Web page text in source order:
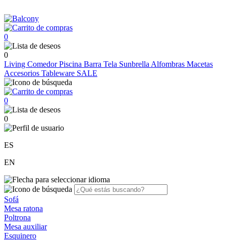
0
0
Living ComedorPiscina Barra Tela Sunbrella Alfombras Macetas
Accesorios Tableware SALE
0
0
ES
EN
Sofá
Mesa ratona
Poltrona
Mesa auxiliar
Esquinero